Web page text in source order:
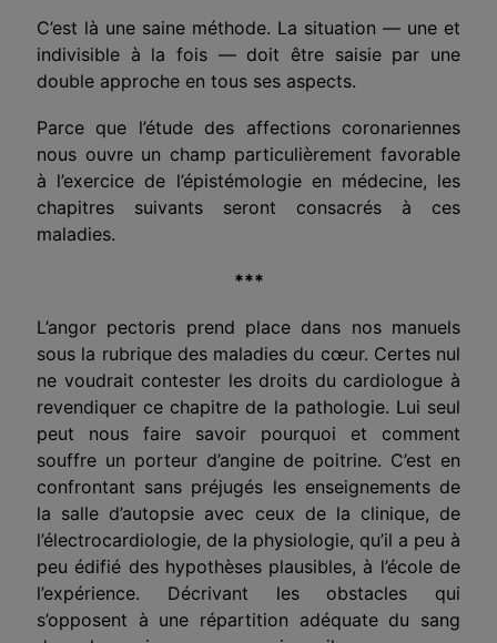
C’est là une saine méthode. La situation — une et
indivisible à la fois — doit être saisie par une
double approche en tous ses aspects.
Parce que l’étude des affections coronariennes
nous ouvre un champ particulièrement favorable
à l’exercice de l’épistémologie en médecine, les
chapitres suivants seront consacrés à ces
maladies.
***
L’angor pectoris prend place dans nos manuels
sous la rubrique des maladies du cœur. Certes nul
ne voudrait contester les droits du cardiologue à
revendiquer ce chapitre de la pathologie. Lui seul
peut nous faire savoir pourquoi et comment
souffre un porteur d’angine de poitrine. C’est en
confrontant sans préjugés les enseignements de
la salle d’autopsie avec ceux de la clinique, de
l’électrocardiologie, de la physiologie, qu’il a peu à
peu édifié des hypothèses plausibles, à l’école de
l’expérience. Décrivant les obstacles qui
s’opposent à une répartition adéquate du sang